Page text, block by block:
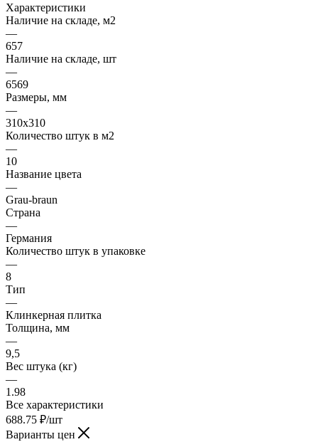
Характеристики
Наличие на складе, м2
—
657
Наличие на складе, шт
—
6569
Размеры, мм
—
310x310
Количество штук в м2
—
10
Название цвета
—
Grau-braun
Страна
—
Германия
Количество штук в упаковке
—
8
Тип
—
Клинкерная плитка
Толщина, мм
—
9,5
Вес штука (кг)
—
1.98
Все характеристики
688.75 ₽/шт
Варианты цен